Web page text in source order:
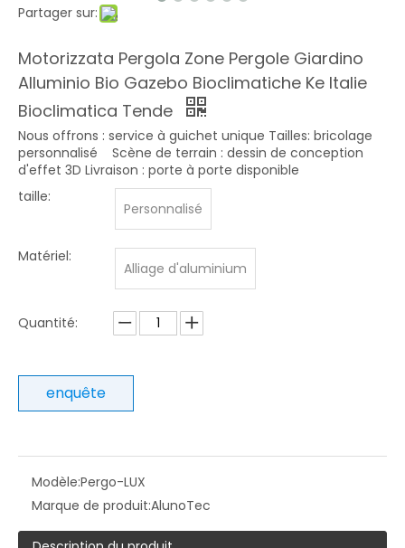
Partager sur:
Motorizzata Pergola Zone Pergole Giardino
Alluminio Bio Gazebo Bioclimatiche Ke Italie
Bioclimatica Tende
Nous offrons : service à guichet unique Tailles: bricolage
personnalisé Scène de terrain : dessin de conception
d'effet 3D Livraison : porte à porte disponible
taille:
Personnalisé
Matériel:
Alliage d'aluminium
Quantité:
enquête
Modèle:Pergo-LUX
Marque de produit:AlunoTec